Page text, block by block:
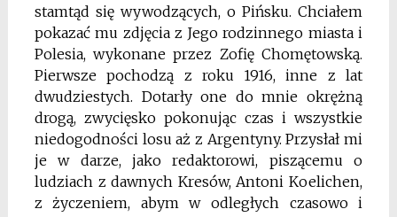
stamtąd się wywodzących, o Pińsku. Chciałem
pokazać mu zdjęcia z Jego rodzinnego miasta i
Polesia, wykonane przez Zofię Chomętowską.
Pierwsze pochodzą z roku 1916, inne z lat
dwudziestych. Dotarły one do mnie okrężną
drogą, zwycięsko pokonując czas i wszystkie
niedogodności losu aż z Argentyny. Przysłał mi
je w darze, jako redaktorowi, piszącemu o
ludziach z dawnych Kresów, Antoni Koelichen,
z życzeniem, abym w odległych czasowo i